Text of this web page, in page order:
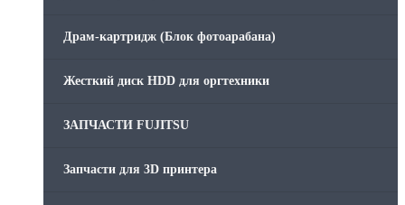
Драм-картридж (Блок фотоарабана)
Жесткий диск HDD для оргтехники
ЗАПЧАСТИ FUJITSU
Запчасти для 3D принтера